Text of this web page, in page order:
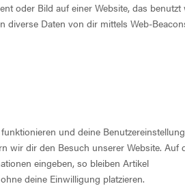
oder Bild auf einer Website, das benutzt
diverse Daten von dir mittels Web-
und deine
wir dir den Besuch unserer Website. Auf
eingeben, so bleiben Artikel
deine Einwilligung platzieren.